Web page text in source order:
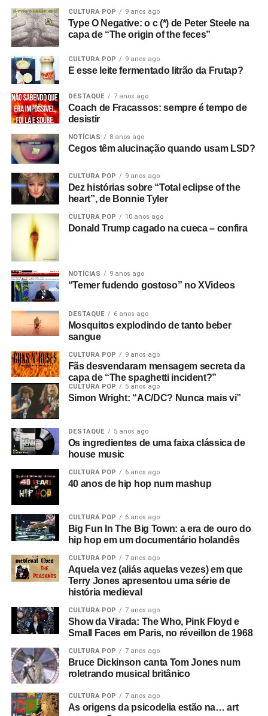
CULTURA POP 9 anos ago
Type O Negative: o c (*) de Peter Steele na
capa de “The origin of the feces”
CULTURA POP 9 anos ago
E esse leite fermentado litrão da Frutap?
DESTAQUE 7 anos ago
Coach de Fracassos: sempre é tempo de
desistir
NOTÍCIAS 8 anos ago
Cegos têm alucinação quando usam LSD?
CULTURA POP 9 anos ago
Dez histórias sobre “Total eclipse of the
heart”, de Bonnie Tyler
CULTURA POP 10 anos ago
Donald Trump cagado na cueca – confira
NOTÍCIAS 9 anos ago
“Temer fudendo gostoso” no XVideos
DESTAQUE 6 anos ago
Mosquitos explodindo de tanto beber
sangue
CULTURA POP 9 anos ago
Fãs desvendaram mensagem secreta da
capa de “The spaghetti incident?”
CULTURA POP 5 anos ago
Simon Wright: “AC/DC? Nunca mais vi”
DESTAQUE 5 anos ago
Os ingredientes de uma faixa clássica de
house music
CULTURA POP 6 anos ago
40 anos de hip hop num mashup
CULTURA POP 6 anos ago
Big Fun In The Big Town: a era de ouro do
hip hop em um documentário holandês
CULTURA POP 7 anos ago
Aquela vez (aliás aquelas vezes) em que
Terry Jones apresentou uma série de
história medieval
CULTURA POP 7 anos ago
Show da Virada: The Who, Pink Floyd e
Small Faces em Paris, no réveillon de 1968
CULTURA POP 7 anos ago
Bruce Dickinson canta Tom Jones num
roletrando musical britânico
CULTURA POP 7 anos ago
As origens da psicodelia estão na… art